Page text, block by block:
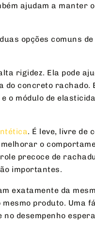
ajudam a manter
opções comuns
rigidez. Ela pode
concreto rachado.
o módulo de
. É leve, livre de
o
precoce de
importantes.
exatamente da
produto. Uma
desempenho